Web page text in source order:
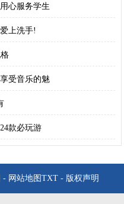
心服务学生
上洗手!
受音乐的魅
款必玩游
- 网站地图 TXT- 版权声明